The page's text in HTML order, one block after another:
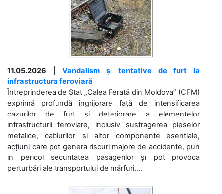
11.05.2026
Vandalism și tentative de furt la
infrastructura feroviară
Întreprinderea de Stat „Calea Ferată din Moldova” (CFM)
exprimă profundă îngrijorare față de intensificarea
cazurilor de furt și deteriorare a elementelor
infrastructurii feroviare, inclusiv sustragerea pieselor
metalice, cablurilor și altor componente esențiale,
acțiuni care pot genera riscuri majore de accidente, pun
în pericol securitatea pasagerilor și pot provoca
perturbări ale transportului de mărfuri....